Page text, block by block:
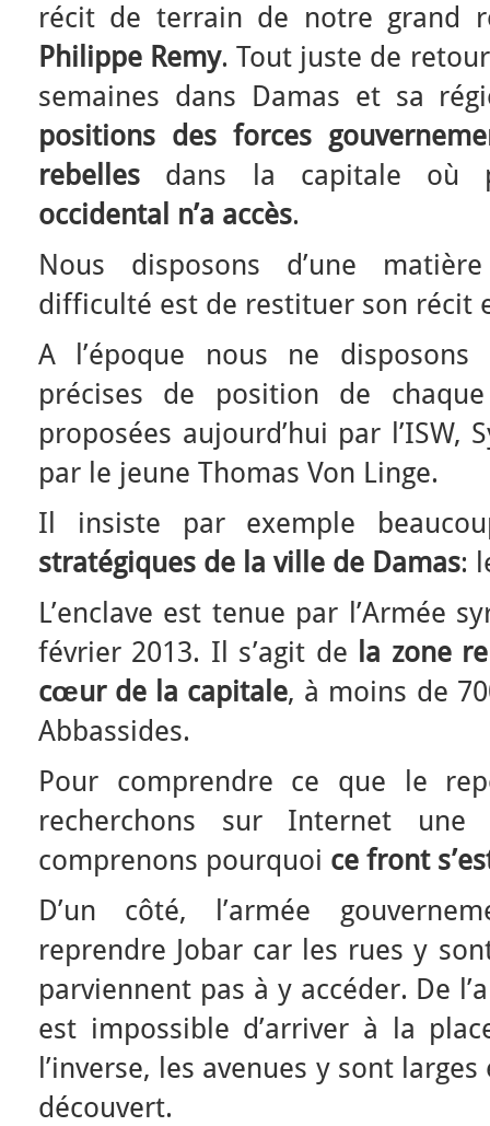
récit de terrain de notre grand
Philippe Remy. Tout juste de
semaines dans Damas et sa
positions des forces
rebelles dans la capitale où
occidental n’a accès.
Nous disposons d’une
difficulté est de restituer son récit
A l’époque nous ne
précises de position de
proposées aujourd’hui par l’ISW,
par le jeune Thomas Von Linge.
Il insiste par exemple
stratégiques de la ville de Damas:
L’enclave est tenue par l’Armée
février 2013. Il s’agit de la zone
cœur de la capitale, à moins de
Abbassides.
Pour comprendre ce que le
recherchons sur Internet
comprenons pourquoi ce front
D’un côté, l’armée
reprendre Jobar car les rues y
parviennent pas à y accéder. De
est impossible d’arriver à la
l’inverse, les avenues y sont
découvert.